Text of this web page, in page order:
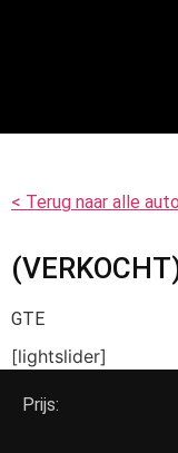
< Terug naar alle
GTE
[lightslider]
Prijs: